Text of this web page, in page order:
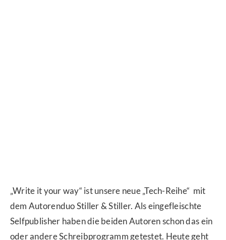
„Write it your way“ ist unsere neue „Tech-Reihe“ mit
dem Autorenduo Stiller & Stiller. Als eingefleischte
Selfpublisher haben die beiden Autoren schon das ein
oder andere Schreibprogramm getestet. Heute geht